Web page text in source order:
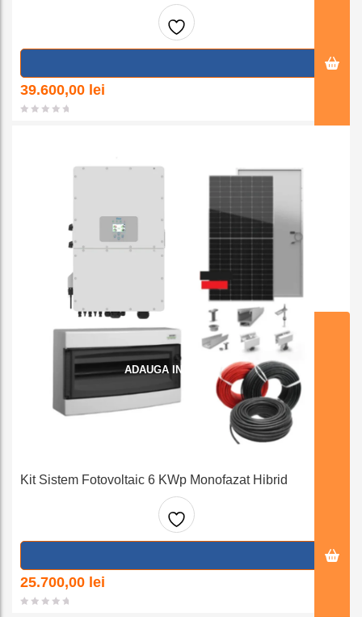
Adaug
39.600,00 lei
Kit Sistem Fotovoltaic 6 KWp Monofazat Hibrid
Adaug
ADAUGA IN COS
25.700,00 lei